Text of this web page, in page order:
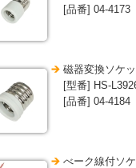
[品番] 04-4173
磁器変換ソケ
[型番] HS-
[品番] 04-4184
べーク線付ソ